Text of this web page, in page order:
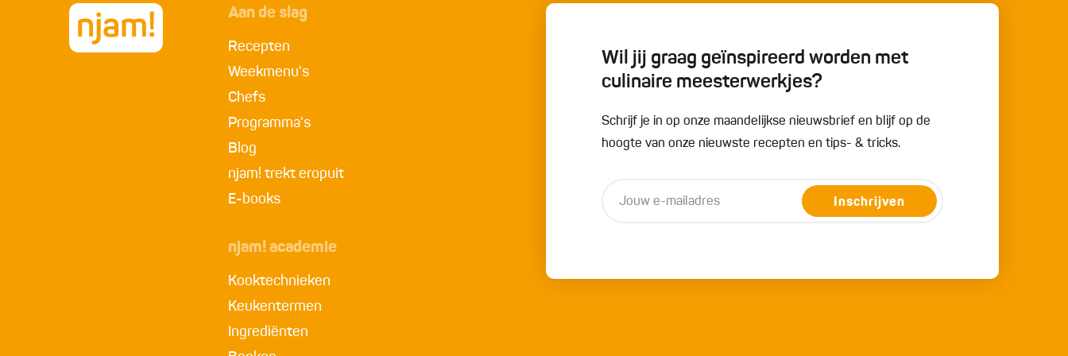
Aan de slag
Recepten
Weekmenu's
Chefs
Programma's
Blog
njam! trekt eropuit
E-books
njam! academie
Kooktechnieken
Keukentermen
Ingrediënten
Wil jij graag geïnspireerd worden met
culinaire meesterwerkjes?
Schrijf je in op onze maandelijkse nieuwsbrief en blijf op de
hoogte van onze nieuwste recepten en tips- & tricks.
Inschrijven